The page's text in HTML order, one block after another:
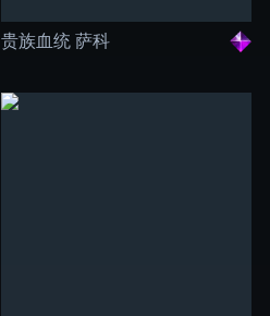
贵族血统 萨科